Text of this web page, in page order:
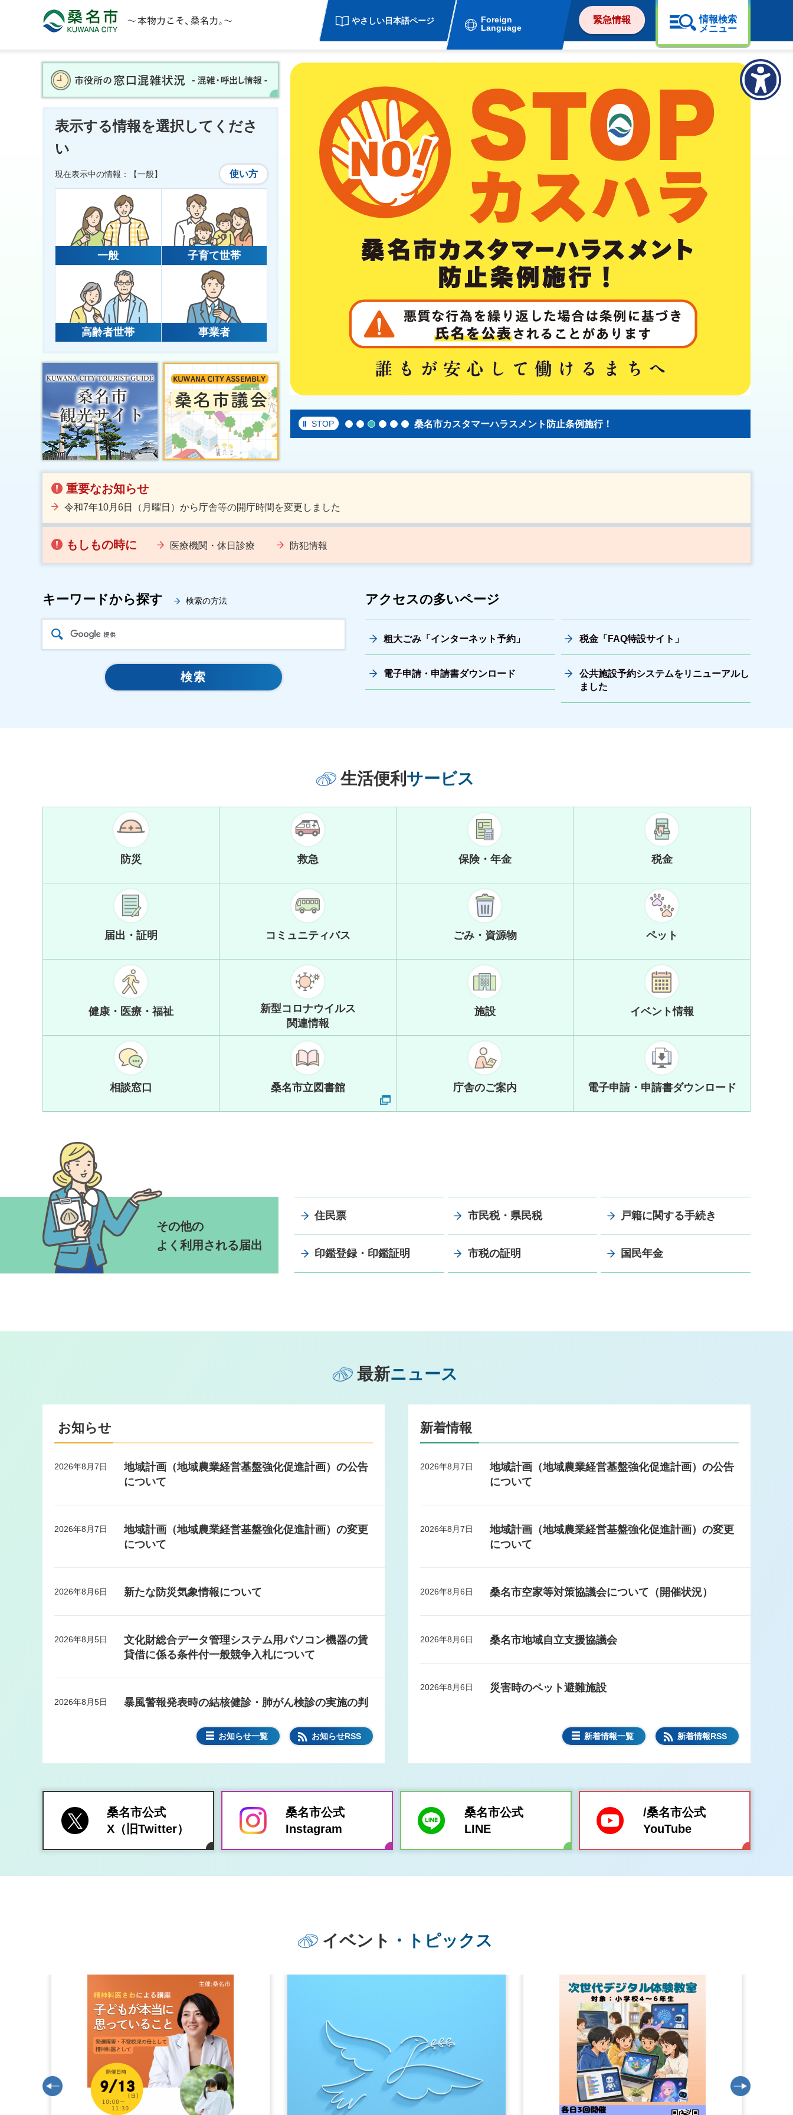
桑名市 KUWANA CITY 本物力こそ、桑名力。
やさしい日本語ページ
Foreign
Language
緊急情報
情報検索
メニュー
表示する情報を選択してくださ
い
現在表示中の情報： 【一般】 使い方
一般 子育て世帯
高齢者世帯 事業者
くわなで暮らす（移住定住サイト）
桑名ファンクラブ
桑名市カスタマーハラスメント防止条例施行！
ふるさと納税
手続きガイド
桑名市企業誘致特設サイト
STOP
重要なお知らせ
令和7年10月6日（月曜日）から庁舎等の開庁時間を変更しました
もしもの時に 医療機関・休日診療 防犯情報
キーワードから探す 検索の方法 アクセスの多いページ
粗大ごみ「インターネット予約」 税金「FAQ特設サイト」
電子申請・申請書ダウンロード
公共施設予約システムをリニューアルし
ました
生活便利 サービス
防災 救急 保険・年金 税金
届出・証明 コミュニティバス ごみ・資源物 ペット
健康・医療・福祉
新型コロナウイルス
関連情報
施設 イベント情報
相談窓口 桑名市立図書館 庁舎のご案内 電子申請・申請書ダウンロード
その他の
よく利用される届出
住民票 市民税・県民税 戸籍に関する手続き
印鑑登録・印鑑証明 市税の証明 国民年金
最新ニュース
お知らせ
2026年8月7日
地域計画（地域農業経営基盤強化促進計画）の公告
について
2026年8月7日
地域計画（地域農業経営基盤強化促進計画）の変更
について
2026年8月6日 新たな防災気象情報について
2026年8月5日
文化財総合データ管理システム用パソコン機器の賃
貸借に係る条件付一般競争入札について
2026年8月5日
暴風警報発表時の結核健診・肺がん検診の実施の判
2026年8月4日
令和8年度任用会計年度任用職員（栄養補助員）募集
2026年8月3日
江場地区福祉施設跡地の有効活用に向けたサウンデ
ィング型市場調査実施
最高裁判決を踏まえた生活保護費等の追加給付につ
2026年8月1日 くわなメディアライヴプレイルーム
お知らせ一覧 お知らせRSS
新着情報
2026年8月7日
地域計画（地域農業経営基盤強化促進計画）の公告
について
2026年8月7日
地域計画（地域農業経営基盤強化促進計画）の変更
について
2026年8月6日 桑名市空家等対策協議会について（開催状況）
2026年8月6日 桑名市地域自立支援協議会
2026年8月6日 災害時のペット避難施設
新たな防災気象情報について
暴風警報発表時の結核健診・肺がん検診の実施の判
新着情報一覧 新着情報RSS
桑名市公式
X（旧Twitter）
桑名市公式
Instagram
桑名市公式
LINE
/桑名市公式
YouTube
イベント ・トピックス